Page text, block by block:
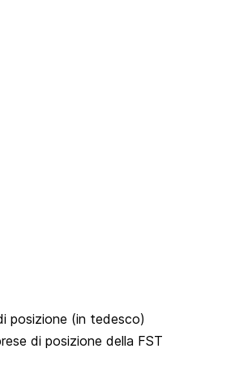
posizione (in tedesco)
di posizione della FST